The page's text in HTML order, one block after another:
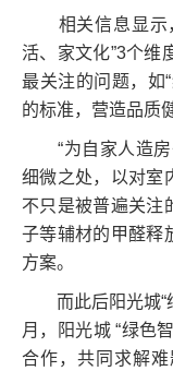
相关信息显示，
活、家文化”3个维
最关注的问题，如
的标准，营造品质
“为自家人造房
细微之处，以对室
不只是被普遍关注
子等辅材的甲醛释
方案。
而此后阳光城“
月，阳光城 “绿色
合作，共同求解